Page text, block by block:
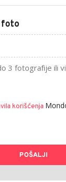
foto
3 fotografije ili
korišćenja
POŠALJI